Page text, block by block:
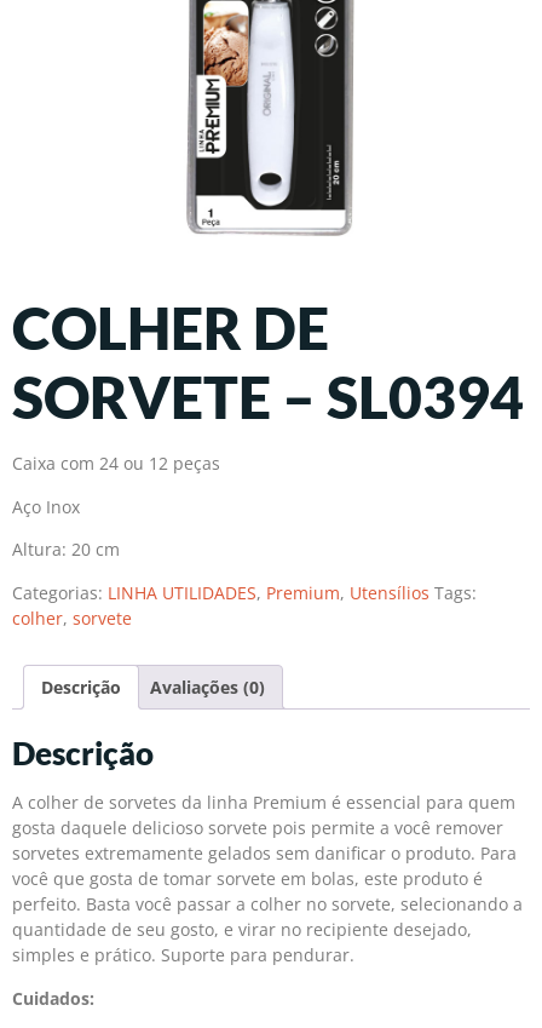
COLHER DE
SORVETE – SL0394
Caixa com 24 ou 12 peças
Aço Inox
Altura: 20 cm
Categorias: LINHA UTILIDADES, Premium, Utensílios Tags:
colher, sorvete
Descrição Avaliações (0)
Descrição
A colher de sorvetes da linha Premium é essencial para quem
gosta daquele delicioso sorvete pois permite a você remover
sorvetes extremamente gelados sem danificar o produto. Para
você que gosta de tomar sorvete em bolas, este produto é
perfeito. Basta você passar a colher no sorvete, selecionando a
quantidade de seu gosto, e virar no recipiente desejado,
simples e prático. Suporte para pendurar.
Cuidados: